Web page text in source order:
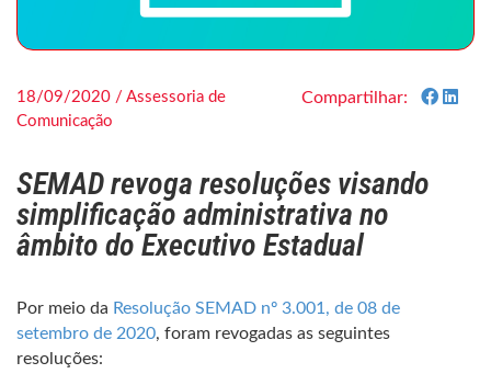
18/09/2020 / Assessoria de
Comunicação
Compartilhar:
SEMAD revoga resoluções visando
simplificação administrativa no
âmbito do Executivo Estadual
Por meio da Resolução SEMAD nº 3.001, de 08 de
setembro de 2020, foram revogadas as seguintes
resoluções: